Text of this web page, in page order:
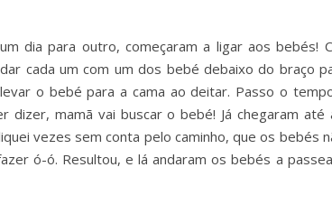
dia para outro, começaram a ligar aos bebés!
cada um com um dos bebé debaixo do braço
o bebé para a cama ao deitar. Passo o
dizer, mamã vai buscar o bebé! Já chegaram
vezes sem conta pelo caminho, que os bebés
ó-ó. Resultou, e lá andaram os bebés a